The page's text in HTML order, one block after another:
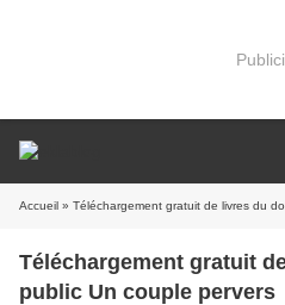
Accueil » Téléchargement gratuit de livres du
Téléchargement gratuit
public Un couple pervers